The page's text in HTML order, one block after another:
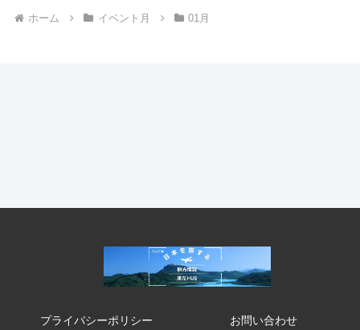
ホーム イベント月 01月
プライバシーポリシー お問い合わせ